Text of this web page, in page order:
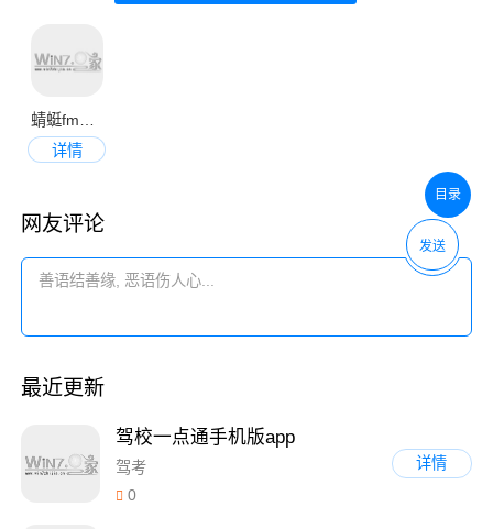
详情
网友评论
发送
最近更新
驾校一点通手机版app
驾考
0
详情
目录